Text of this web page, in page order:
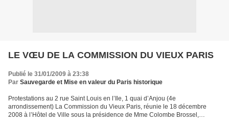
LE VŒU DE LA COMMISSION DU VIEUX PARIS
Publié le 31/01/2009 à 23:38
Par Sauvegarde et Mise en valeur du Paris historique
Protestations au 2 rue Saint Louis en l’Ile, 1 quai d’Anjou (4e
arrondissement) La Commission du Vieux Paris, réunie le 18 décembre
2008 à l’Hôtel de Ville sous la présidence de Mme Colombe Brossel,